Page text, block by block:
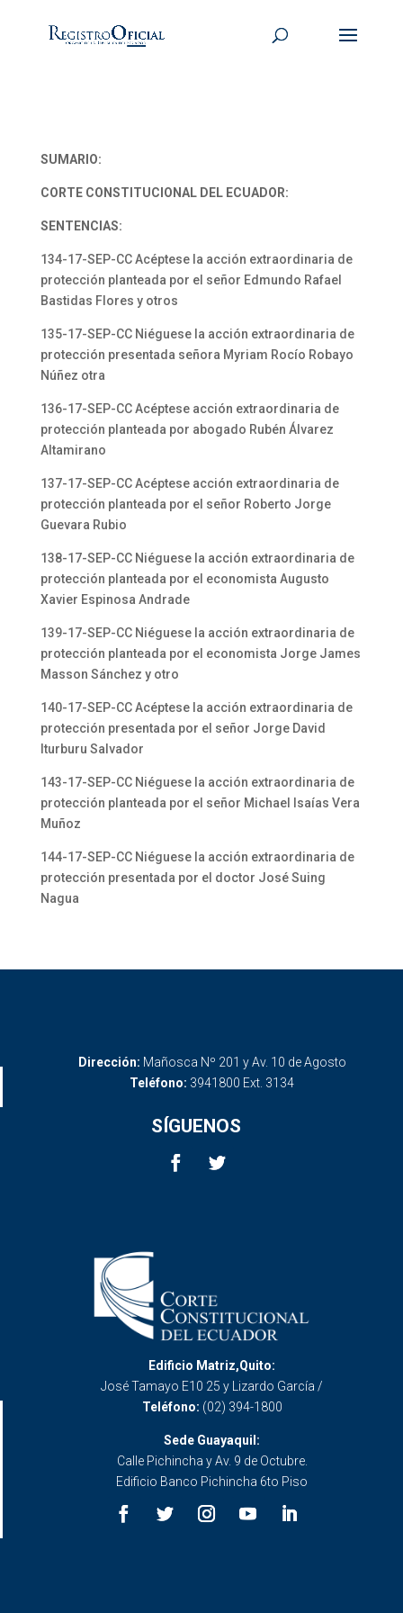
SUMARIO:
CORTE CONSTITUCIONAL DEL ECUADOR:
SENTENCIAS:
134-17-SEP-CC Acéptese la acción extraordinaria de
protección planteada por el señor Edmundo Rafael
Bastidas Flores y otros
135-17-SEP-CC Niéguese la acción extraordinaria de
protección presentada señora Myriam Rocío Robayo
Núñez otra
136-17-SEP-CC Acéptese acción extraordinaria de
protección planteada por abogado Rubén Álvarez
Altamirano
137-17-SEP-CC Acéptese acción extraordinaria de
protección planteada por el señor Roberto Jorge
Guevara Rubio
138-17-SEP-CC Niéguese la acción extraordinaria de
protección planteada por el economista Augusto
Xavier Espinosa Andrade
139-17-SEP-CC Niéguese la acción extraordinaria de
protección planteada por el economista Jorge James
Masson Sánchez y otro
140-17-SEP-CC Acéptese la acción extraordinaria de
protección presentada por el señor Jorge David
Iturburu Salvador
143-17-SEP-CC Niéguese la acción extraordinaria de
protección planteada por el señor Michael Isaías Vera
Muñoz
144-17-SEP-CC Niéguese la acción extraordinaria de
protección presentada por el doctor José Suing
Nagua
Dirección: Mañosca Nº 201 y Av. 10 de Agosto
Teléfono: 3941800 Ext. 3134
SÍGUENOS
Edificio Matriz,Quito:
José Tamayo E10 25 y Lizardo García /
Teléfono: (02) 394-1800
Sede Guayaquil:
Calle Pichincha y Av. 9 de Octubre.
Edificio Banco Pichincha 6to Piso